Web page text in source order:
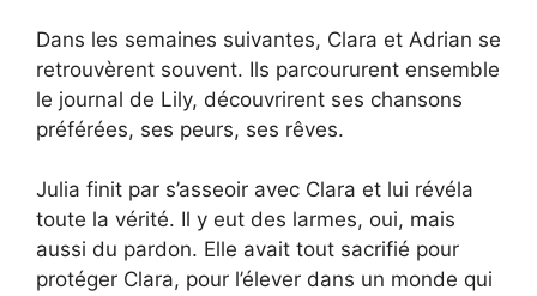
Dans les semaines suivantes, Clara et Adrian se
retrouvèrent souvent. Ils parcoururent ensemble
le journal de Lily, découvrirent ses chansons
préférées, ses peurs, ses rêves.
Julia finit par s’asseoir avec Clara et lui révéla
toute la vérité. Il y eut des larmes, oui, mais
aussi du pardon. Elle avait tout sacrifié pour
protéger Clara, pour l’élever dans un monde qui